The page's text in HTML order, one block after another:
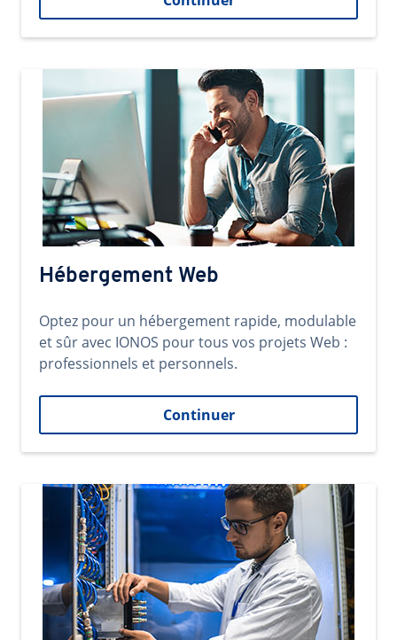
Hébergement Web
Optez pour un hébergement rapide, modulable
et sûr avec IONOS pour tous vos projets Web :
professionnels et personnels.
Continuer